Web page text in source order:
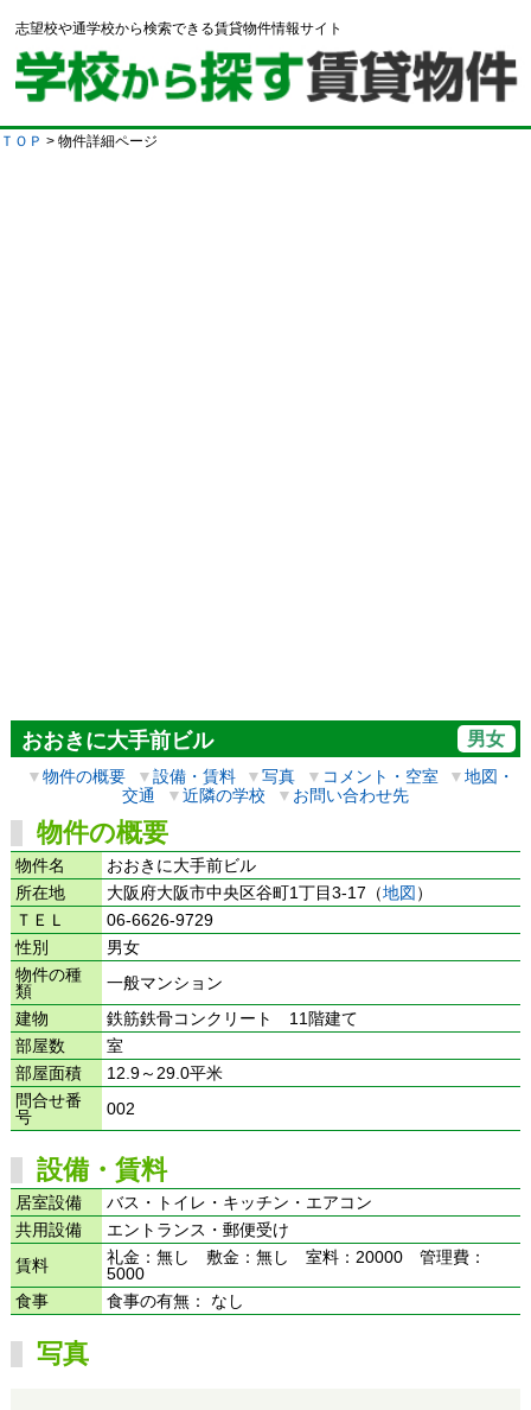
志望校や通学校から検索できる賃貸物件情報サイト
ＴＯＰ > 物件詳細ページ
おおきに大手前ビル 男女
▼物件の概要 ▼設備・賃料 ▼写真 ▼ コメント・空室 ▼地図・
交通
▼近隣の学校 ▼ お問い合わせ先
物件の概要
物件名
おおきに大手前ビル
所在地
大阪府大阪市中央区谷町1丁目3-17（地図 ）
ＴＥＬ
06-6626-9729
性別
男女
物件の種
類
一般マンション
建物
鉄筋鉄骨コンクリート 11階建て
部屋数
室
部屋面積
12.9～29.0平米
問合せ番
号
002
設備・賃料
居室設備
バス・トイレ・キッチン・エアコン
共用設備
エントランス・郵便受け
賃料
礼金：無し 敷金：無し 室料：20000 管理費：
5000
食事
食事の有無： なし
写真